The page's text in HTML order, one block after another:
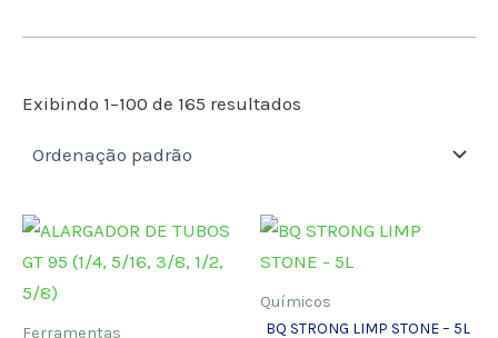
Exibindo 1–100 de 165 resultados
Ferramentas
Químicos
BQ STRONG LIMP STONE – 5L